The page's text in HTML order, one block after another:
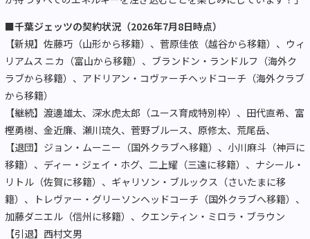
■千葉ジェッツの契約状況（2026年7月8日時点）
【新規】佐藤巧（山形から移籍）、菅原佳依（越谷から移籍）、ウィ
リアムス ニカ（富山から移籍）、ブランドン・ランドルフ（海外ク
ラブから移籍）、アドリアン・コヴァーチヘッドコーチ（海外クラブ
から移籍）
【継続】渡邊雄太、深水虎太郎（ユース育成特別枠）、田代直希、富
樫勇樹、金近廉、瀬川琉久、菅野ブルース、原修太、荒尾岳、
【退団】ジョン・ムーニー（国外クラブへ移籍）、小川麻斗（神戸に
移籍）、ディー・ジェイ・ホグ、二上耀（三遠に移籍）、ナシール・
リトル（佐賀に移籍）、ギャリソン・ブルックス（さいたまに移
籍）、トレヴァー・グリーソンヘッドコーチ（国外クラブへ移籍）、
加藤ダニエル（信州に移籍）、クエンティン・ミロラ・ブラウン
【引退】西村文男